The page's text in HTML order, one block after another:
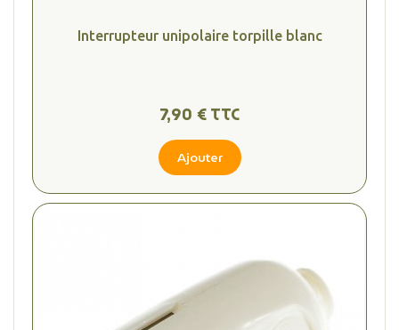
Interrupteur unipolaire torpille blanc
7,90 € TTC
Ajouter